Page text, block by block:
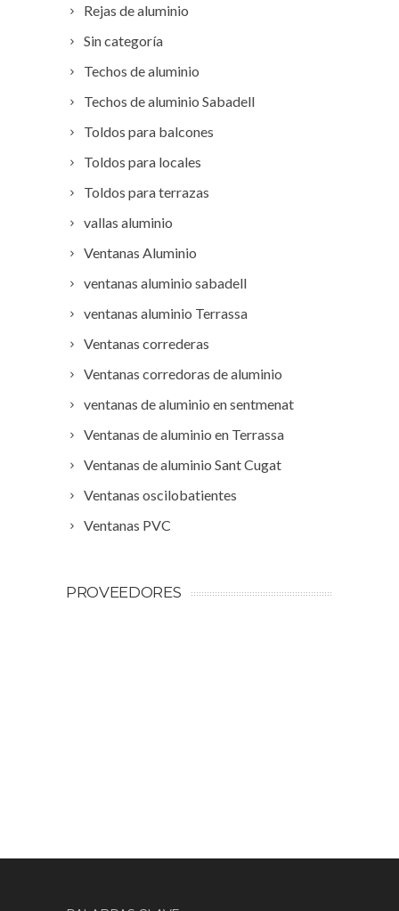
Rejas de aluminio
Sin categoría
Techos de aluminio
Techos de aluminio Sabadell
Toldos para balcones
Toldos para locales
Toldos para terrazas
vallas aluminio
Ventanas Aluminio
ventanas aluminio sabadell
ventanas aluminio Terrassa
Ventanas correderas
Ventanas corredoras de aluminio
ventanas de aluminio en sentmenat
Ventanas de aluminio en Terrassa
Ventanas de aluminio Sant Cugat
Ventanas oscilobatientes
Ventanas PVC
PROVEEDORES